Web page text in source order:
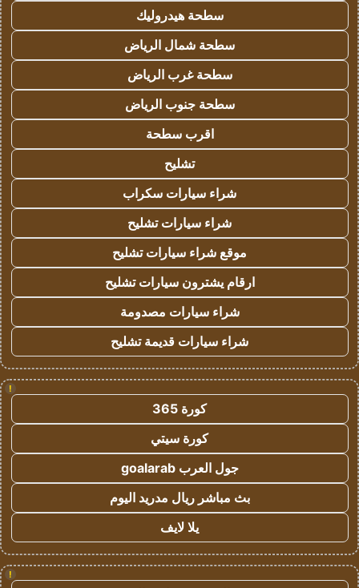
سطحة هيدروليك
سطحة شمال الرياض
سطحة غرب الرياض
سطحة جنوب الرياض
اقرب سطحة
تشليح
شراء سيارات سكراب
شراء سيارات تشليح
موقع شراء سيارات تشليح
ارقام يشترون سيارات تشليح
شراء سيارات مصدومة
شراء سيارات قديمة تشليح
!
كورة 365
كورة سيتي
جول العرب goalarab
بث مباشر ريال مدريد اليوم
يلا لايف
!